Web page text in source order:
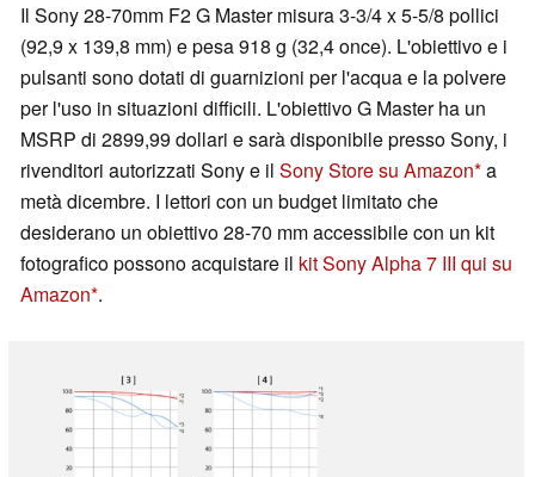
Il Sony 28-70mm F2 G Master misura 3-3/4 x 5-5/8 pollici
(92,9 x 139,8 mm) e pesa 918 g (32,4 once). L'obiettivo e i
pulsanti sono dotati di guarnizioni per l'acqua e la polvere
per l'uso in situazioni difficili. L'obiettivo G Master ha un
MSRP di 2899,99 dollari e sarà disponibile presso Sony, i
rivenditori autorizzati Sony e il Sony Store su Amazon a
metà dicembre. I lettori con un budget limitato che
desiderano un obiettivo 28-70 mm accessibile con un kit
fotografico possono acquistare il kit Sony Alpha 7 III qui su
Amazon .